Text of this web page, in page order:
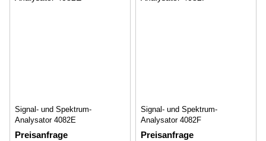
Signal- und Spektrum-
Analysator 4082E
Preisanfrage
Signal- und Spektrum-
Analysator 4082F
Preisanfrage